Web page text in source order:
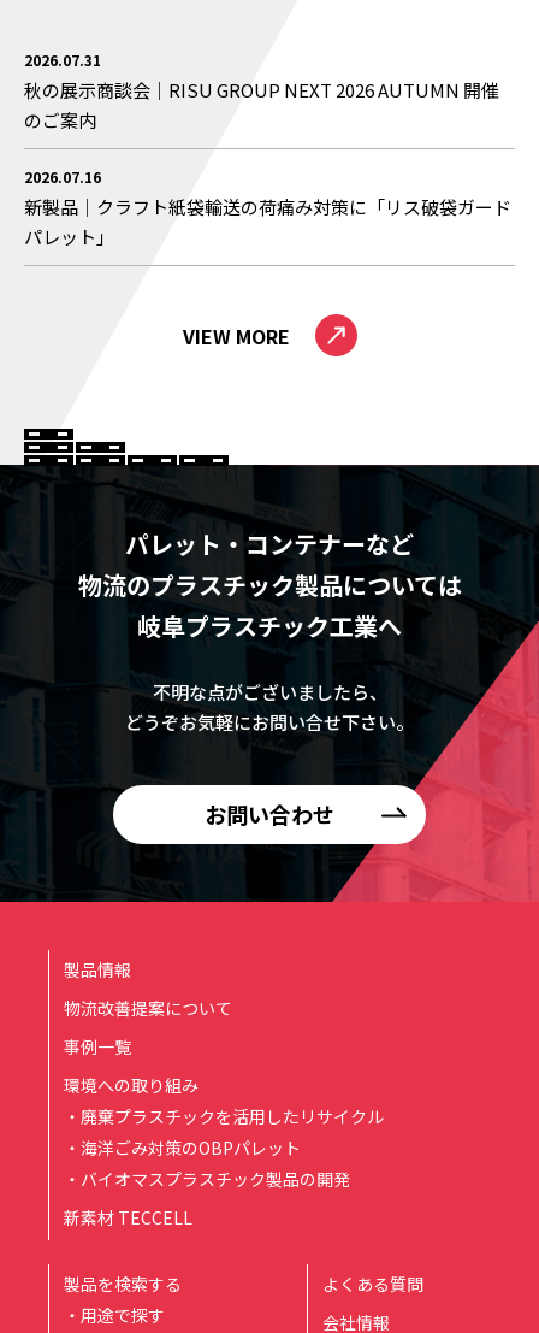
2026.07.31
秋の展示商談会｜RISU GROUP NEXT 2026 AUTUMN 開催
のご案内
2026.07.16
新製品｜クラフト紙袋輸送の荷痛み対策に「リス破袋ガード
パレット」
VIEW MORE
パレット・コンテナーなど
物流のプラスチック製品については
岐阜プラスチック工業へ
不明な点がございましたら、
どうぞお気軽にお問い合せ下さい。
お問い合わせ
製品情報
物流改善提案について
事例一覧
環境への取り組み
・廃棄プラスチックを活用したリサイクル
・海洋ごみ対策のOBPパレット
・バイオマスプラスチック製品の開発
新素材 TECCELL
製品を検索する
・用途で探す
よくある質問
会社情報